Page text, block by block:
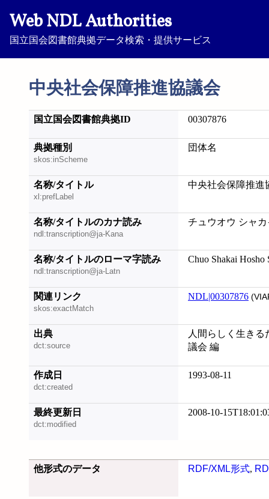
Web NDL Authorities
国立国会図書館典拠データ検索・提供サービス
中央社会保障推進協議会
国立国会図書館典拠ID 00307876
典拠種別
skos:inScheme
団体名
名称/タイトル
xl:prefLabel
中央社会保障推進
名称/タイトルのカナ読み
ndl:transcription@ja-Kana
チュウオウ シャ
名称/タイトルのローマ字読み
ndl:transcription@ja-Latn
Chuo Shakai
関連リンク
skos:exactMatch
NDL|00307876
出典
dct:source
人間らしく生き
議会 編
作成日
dct:created
1993-08-11
最終更新日
dct:modified
2008-10-
他形式のデータ RDF/XML形式,